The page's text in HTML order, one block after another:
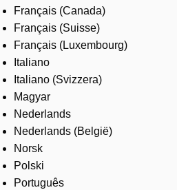
Français (Canada)
Français (Suisse)
Français (Luxembourg)
Italiano
Italiano (Svizzera)
Magyar
Nederlands
Nederlands (België)
Norsk
Polski
Português